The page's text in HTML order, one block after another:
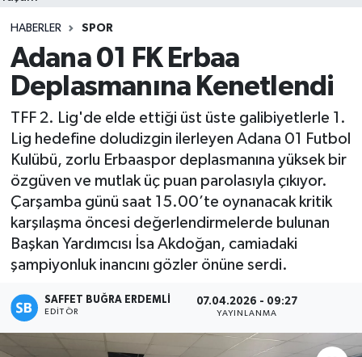
HABERLER SPOR
Adana 01 FK Erbaa
Deplasmanına Kenetlendi
TFF 2. Lig'de elde ettiği üst üste galibiyetlerle 1.
Lig hedefine doludizgin ilerleyen Adana 01 Futbol
Kulübü, zorlu Erbaaspor deplasmanına yüksek bir
özgüven ve mutlak üç puan parolasıyla çıkıyor.
Çarşamba günü saat 15.00’te oynanacak kritik
karşılaşma öncesi değerlendirmelerde bulunan
Başkan Yardımcısı İsa Akdoğan, camiadaki
şampiyonluk inancını gözler önüne serdi.
SAFFET BUĞRA ERDEMLI
EDITÖR
07.04.2026 - 09:27
YAYINLANMA